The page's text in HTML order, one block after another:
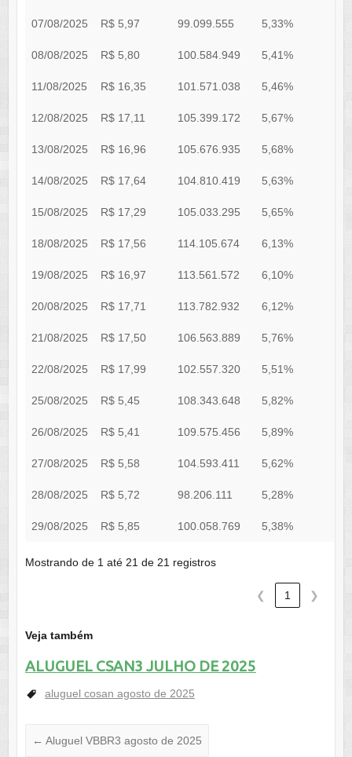
07/08/2025 R$ 5,97 99.099.555 5,33%
08/08/2025 R$ 5,80 100.584.949 5,41%
11/08/2025 R$ 16,35 101.571.038 5,46%
12/08/2025 R$ 17,11 105.399.172 5,67%
13/08/2025 R$ 16,96 105.676.935 5,68%
14/08/2025 R$ 17,64 104.810.419 5,63%
15/08/2025 R$ 17,29 105.033.295 5,65%
18/08/2025 R$ 17,56 114.105.674 6,13%
19/08/2025 R$ 16,97 113.561.572 6,10%
20/08/2025 R$ 17,71 113.782.932 6,12%
21/08/2025 R$ 17,50 106.563.889 5,76%
22/08/2025 R$ 17,99 102.557.320 5,51%
25/08/2025 R$ 5,45 108.343.648 5,82%
26/08/2025 R$ 5,41 109.575.456 5,89%
27/08/2025 R$ 5,58 104.593.411 5,62%
28/08/2025 R$ 5,72 98.206.111 5,28%
29/08/2025 R$ 5,85 100.058.769 5,38%
Mostrando de 1 até 21 de 21 registros
❮ 1 ❯
Veja também
ALUGUEL CSAN3 JULHO DE 2025
aluguel cosan agosto de 2025
← Aluguel VBBR3 agosto de 2025